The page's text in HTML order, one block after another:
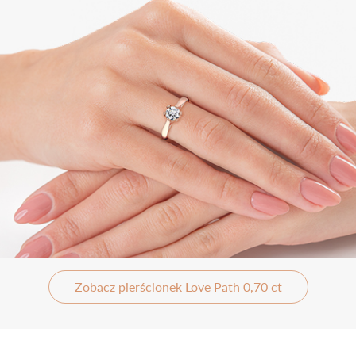
Zobacz pierścionek Love Path 0,70 ct